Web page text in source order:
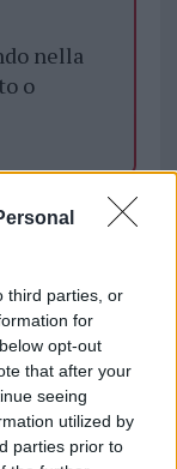
third parties, or
for
opt-out
that after your
seeing
utilized by
parties prior to
nella
o
foto
+39